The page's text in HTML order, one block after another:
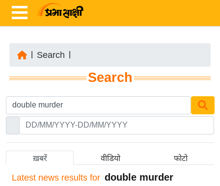
ज़ा
ख
र
ष्ट्री
अं
Search
Search
ख़बरें वीडियो फोटो
Latest news results for double murder